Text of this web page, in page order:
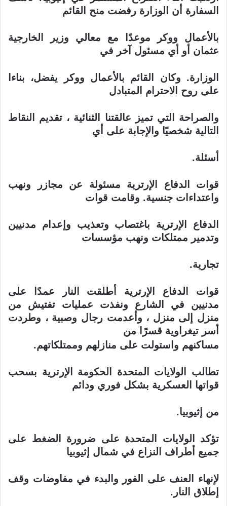
السفارة أن الوزارة رفضت منح القائم
بالأعمال ووكر موعدًا مع معالي وزير الخارجية
عثمان أو أي مسئول آخر في
الوزارة. وكان القائم بالأعمال ووكر يفضل، بناءا
على روح الاحترام المتبادل
والصراحة التي تميز عالقتنا الثنائية ، تقديم النقاط
التالية شخصيًا والإجابة على أي
أسئلة.
قوات الدفاع الإرترية مسئولة عن مجازر ونهب
واعتداءات جنسية. وقامت قوات
الدفاع الإرترية باغتصاب وتعذيب وإعدام مدنيين
وتدمير ممتلكات ونهب مؤسسات
تجارية.
قوات الدفاع الإرترية أطلقت النار عمدًا على
مدنيين في الشارع ونفذت عمليات تفتيش
من
منزل إلى منزل ، وأعدمت رجال وصبية ، وطردت
أسر تيغراوية قسرًا من
مساكنهم واستولت على منازلهم وممتلكاتهم.
تطالب الولايات المتحدة الحكومة الإرترية بسحب
قواتها العسكرية بشكل فوري ودائم
من إثيوبيا.
تؤكد الولايات المتحدة على ضرورة الضغط على
جميع أطراف النزاع في شمال إثيوبيا
لإنهاء العنف على الفور والبدء في مفاوضات وقف
إطلاق النار .